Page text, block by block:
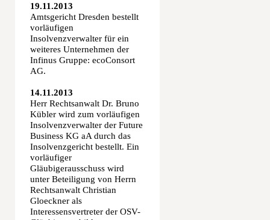
19.11.2013
Amtsgericht Dresden bestellt
vorläufigen
Insolvenzverwalter für ein
weiteres Unternehmen der
Infinus Gruppe: ecoConsort
AG.
14.11.2013
Herr Rechtsanwalt Dr. Bruno
Kübler wird zum vorläufigen
Insolvenzverwalter der Future
Business KG aA durch das
Insolvenzgericht bestellt. Ein
vorläufiger
Gläubigerausschuss wird
unter Beteiligung von Herrn
Rechtsanwalt Christian
Gloeckner als
Interessensvertreter der OSV-